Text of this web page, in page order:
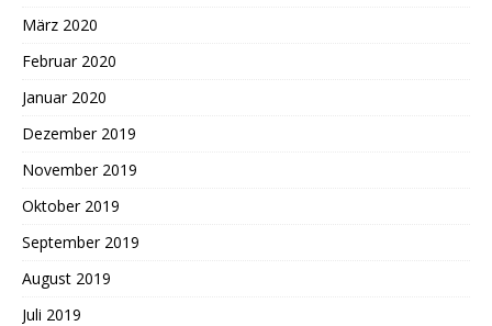
März 2020
Februar 2020
Januar 2020
Dezember 2019
November 2019
Oktober 2019
September 2019
August 2019
Juli 2019